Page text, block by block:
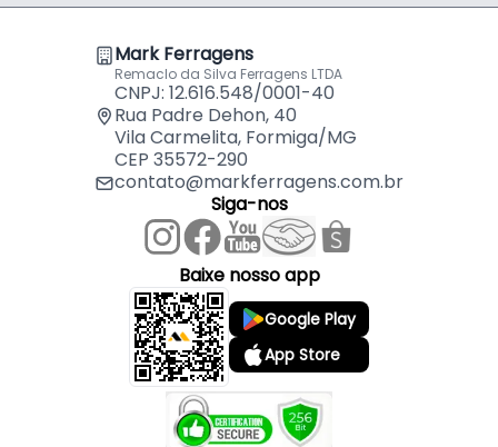
Mark Ferragens
Remaclo da Silva Ferragens LTDA
CNPJ: 12.616.548/0001-40
Rua Padre Dehon, 40
Vila Carmelita, Formiga/MG
CEP 35572-290
contato@markferragens.com.br
Siga-nos
Baixe nosso app
Google Play
App Store